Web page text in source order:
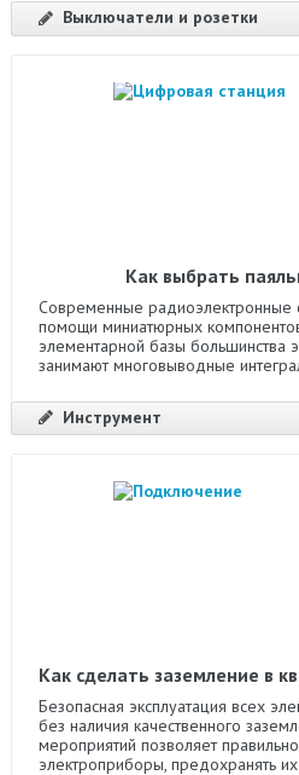
Выключатели и розетки
Как выбрать
Современные радиоэлектронные
помощи миниатюрных
элементарной базы большинства
занимают многовыводные
Инструмент
Как сделать заземление в
Безопасная эксплуатация всех
без наличия качественного
мероприятий позволяет
электроприборы, предохранять их